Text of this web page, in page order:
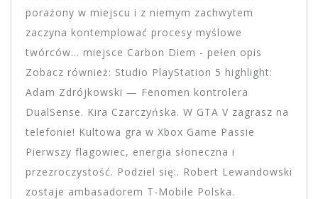
porażony w miejscu i z niemym zachwytem
zaczyna kontemplować procesy myślowe
twórców… miejsce Carbon Diem - pełen opis
Zobacz również: Studio PlayStation 5 highlight:
Adam Zdrójkowski — Fenomen kontrolera
DualSense. Kira Czarczyńska. W GTA V zagrasz na
telefonie! Kultowa gra w Xbox Game Passie
Pierwszy flagowiec, energia słoneczna i
przezroczystość. Podziel się:. Robert Lewandowski
zostaje ambasadorem T-Mobile Polska.